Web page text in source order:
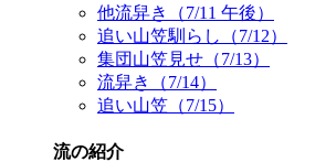
他流舁き（7/11 午後）
追い山笠馴らし（7/12）
集団山笠見せ（7/13）
流舁き（7/14）
追い山笠（7/15）
流の紹介